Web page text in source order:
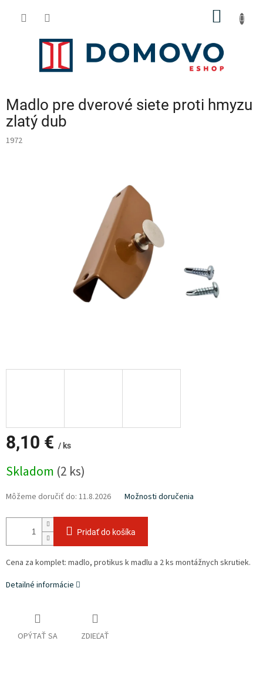
Madlo pre dverové siete proti hmyzu
zlatý dub
1972
8,10 € / ks
cena:
Skladom (2 ks)
Môžeme doručiť do: 11.8.2026 Možnosti doručenia
Pridať do košíka
Cena za komplet: madlo, protikus k madlu a 2 ks montážnych skrutiek.
Detailné informácie
OPÝTAŤ SA ZDIEĽAŤ